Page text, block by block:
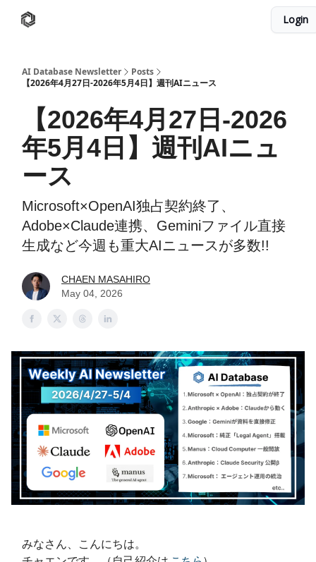
Login
AI Database Newsletter
Posts
【2026年4月27日-2026年5月4日】週刊AIニュース
【2026年4月27日-2026
年5月4日】週刊AIニュ
ース
Microsoft×OpenAI独占契約終了、
Adobe×Claude連携、Geminiファイル直接
生成など今週も重大AIニュースが多数!!️
CHAEN MASAHIRO
May 04, 2026
みなさん、こんにちは。